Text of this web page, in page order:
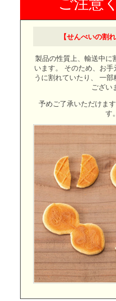
【せんべいの割
製品の性質上、輸送中に
います。
そのため、お手
うに割れていたり、
一部
ござい
予めご了承いただけま
す。